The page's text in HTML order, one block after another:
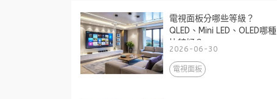
電視面板分哪些等級？
QLED、Mini LED、OLED哪種
比較好？
2026-06-30
電視面板